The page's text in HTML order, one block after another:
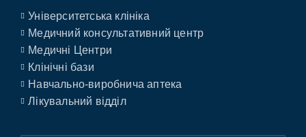
Університетська клініка
Медичний консультативний центр
Медичні Центри
Клінічні бази
Навчально-виробнича аптека
Лікувальний відділ